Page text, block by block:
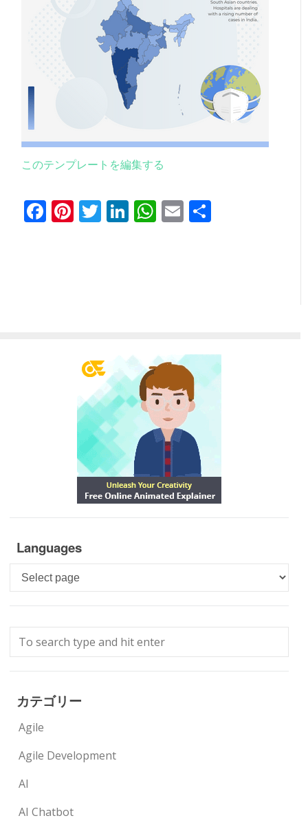
このテンプレートを編集する
Facebook
Pinterest
Twitter
LinkedIn
WhatsApp
Email
Languages
Languages
カテゴリー
Agile
Agile Development
AI
AI Chatbot